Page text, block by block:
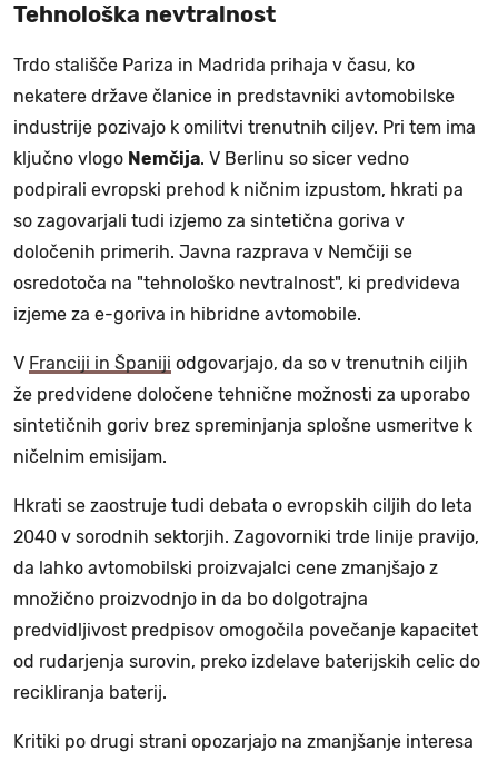
Tehnološka nevtralnost
Trdo stališče Pariza in Madrida prihaja v času, ko
nekatere države članice in predstavniki avtomobilske
industrije pozivajo k omilitvi trenutnih ciljev. Pri tem ima
ključno vlogo Nemčija. V Berlinu so sicer vedno
podpirali evropski prehod k ničnim izpustom, hkrati pa
so zagovarjali tudi izjemo za sintetična goriva v
določenih primerih. Javna razprava v Nemčiji se
osredotoča na "tehnološko nevtralnost", ki predvideva
izjeme za e-goriva in hibridne avtomobile.
V Franciji in Španiji odgovarjajo, da so v trenutnih ciljih
že predvidene določene tehnične možnosti za uporabo
sintetičnih goriv brez spreminjanja splošne usmeritve k
ničelnim emisijam.
Hkrati se zaostruje tudi debata o evropskih ciljih do leta
2040 v sorodnih sektorjih. Zagovorniki trde linije pravijo,
da lahko avtomobilski proizvajalci cene zmanjšajo z
množično proizvodnjo in da bo dolgotrajna
predvidljivost predpisov omogočila povečanje kapacitet
od rudarjenja surovin, preko izdelave baterijskih celic do
recikliranja baterij.
Kritiki po drugi strani opozarjajo na zmanjšanje interesa